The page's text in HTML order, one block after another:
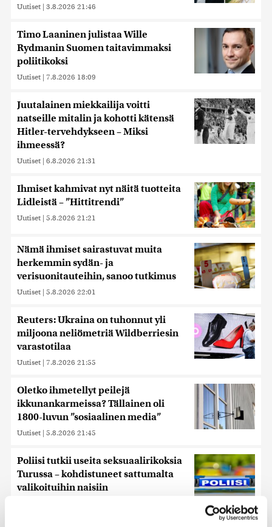
Uutiset | 3.8.2026 21:46
Timo Laaninen julistaa Wille
Rydmanin Suomen taitavimmaksi
poliitikoksi
Uutiset | 7.8.2026 18:09
Juutalainen miekkailija voitti
natseille mitalin ja kohotti kätensä
Hitler-tervehdykseen – Miksi
ihmeessä?
Uutiset | 6.8.2026 21:31
Ihmiset kahmivat nyt näitä tuotteita
Lidleistä – ”Hittitrendi”
Uutiset | 5.8.2026 21:21
Nämä ihmiset sairastuvat muita
herkemmin sydän- ja
verisuonitauteihin, sanoo tutkimus
Uutiset | 5.8.2026 22:01
Reuters: Ukraina on tuhonnut yli
miljoona neliömetriä Wildberriesin
varastotilaa
Uutiset | 7.8.2026 21:55
Oletko ihmetellyt peilejä
ikkunankarmeissa? Tällainen oli
1800-luvun ”sosiaalinen media”
Uutiset | 5.8.2026 21:45
Poliisi tutkii useita seksuaalirikoksia
Turussa – kohdistuneet sattumalta
valikoituihin naisiin